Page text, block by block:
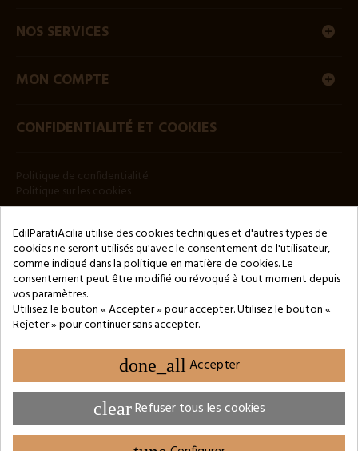
NOS SERVICES
MON COMPTE
CONFIDENTIALITÉ ET COOKIES
Copyright © 2024 by 3Enne s.r.l.s. P.IVA/C.F.: 13466181008
Numéro d'enregistrement REA : RM-1449325 - Registre du
Commerce de Rome
Website Developed by M.Borzacchini - TestSide
EdilParatiAcilia utilise des cookies techniques et d'autres types de
cookies ne seront utilisés qu'avec le consentement de l'utilisateur,
comme indiqué dans la politique en matière de cookies. Le
consentement peut être modifié ou révoqué à tout moment depuis
vos paramètres.
Utilisez le bouton « Accepter » pour accepter. Utilisez le bouton «
Rejeter » pour continuer sans accepter.
done_all Accepter
clearRefuser tous les cookies